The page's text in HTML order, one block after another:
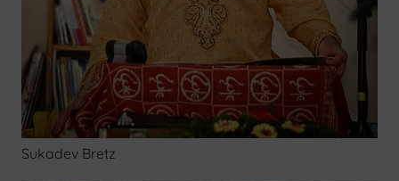
Sukadev Bretz